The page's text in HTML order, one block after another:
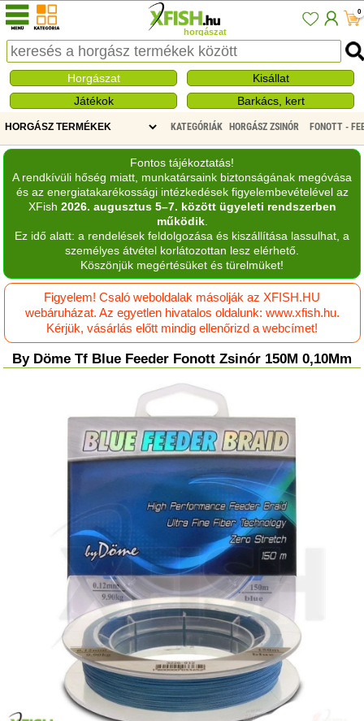
horgászat
0
Horgászat
Kisállat
Játékok
Barkács, kert
KATEGÓRIÁK HORGÁSZ ZSINÓR FONOTT -
Fontos tájékoztatás!
A rendkívüli hőség miatt, munkatársaink biztonságának megóvása
és az energiatakarékossági intézkedések figyelembevételével az
XFish 2026. augusztus 5–7. között ügyeleti rendszerben
működik.
Ez idő alatt: a rendelések feldolgozása és kiszállítása lassulhat, a
személyes átvétel korlátozottan lesz elérhető.
Köszönjük megértésüket és türelmüket!
Figyelem! Csaló weboldalak másolják az XFISH.HU
webáruházat. Az egyetlen hivatalos oldalunk: www.xfish.hu.
Kérjük, vásárlás előtt mindig ellenőrizd a webcímet!
By Döme Tf Blue Feeder Fonott Zsinór 150M 0,10Mm